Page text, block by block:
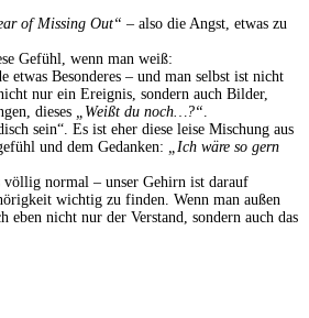
of Missing Out“ – also die Angst, etwas zu
Gefühl, wenn man weiß:
etwas Besonderes – und man selbst ist nicht
nur ein Ereignis, sondern auch Bilder,
dieses
„Weißt du noch…?“
sein“. Es ist eher diese leise Mischung aus
und dem Gedanken:
„Ich wäre so gern
völlig normal – unser Gehirn ist darauf
wichtig zu finden. Wenn man außen
eben nicht nur der Verstand, sondern auch das